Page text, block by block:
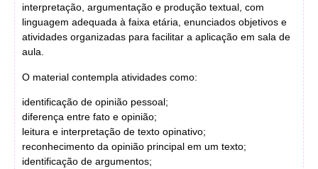
interpretação, argumentação e produção textual, com
linguagem adequada à faixa etária, enunciados objetivos e
atividades organizadas para facilitar a aplicação em sala de
aula.
O material contempla atividades como:
identificação de opinião pessoal;
diferença entre fato e opinião;
leitura e interpretação de texto opinativo;
reconhecimento da opinião principal em um texto;
identificação de argumentos;